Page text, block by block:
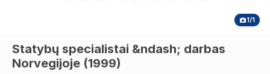
1/1
Statybų specialistai &ndash; darbas
Norvegijoje (1999)